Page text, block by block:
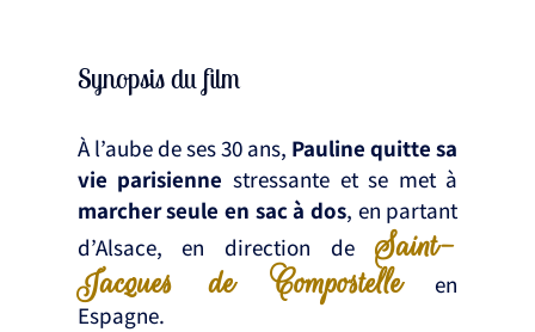
Synopsis du film
À l’aube de ses 30 ans, Pauline quitte sa
vie parisienne stressante et se met à
marcher seule en sac à dos, en partant
d’Alsace, en direction de Saint-
Jacques de Compostelleen
Espagne.